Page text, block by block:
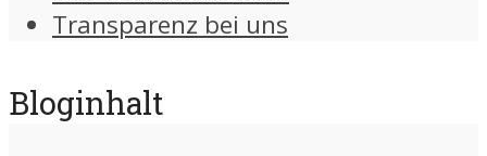
Transparenz bei uns
Bloginhalt